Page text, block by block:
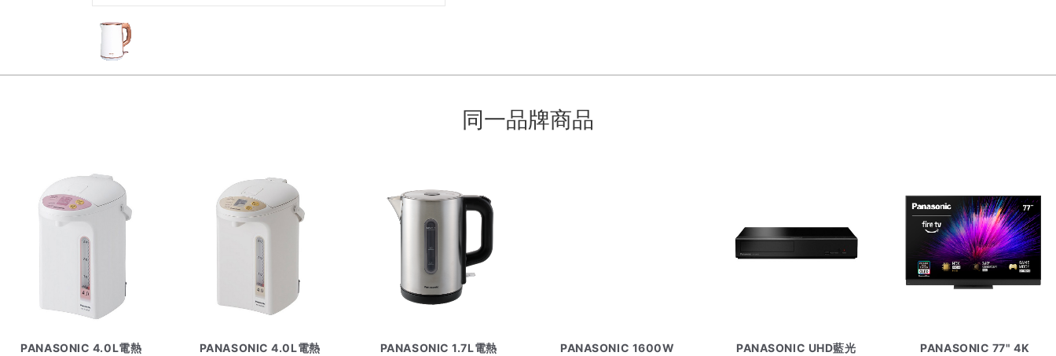
同一品牌商品
PANASONIC 4.0L電熱
PANASONIC 4.0L電熱
PANASONIC 1.7L電熱
PANASONIC 1600W
PANASONIC UHD藍光
PANASONIC 77" 4K